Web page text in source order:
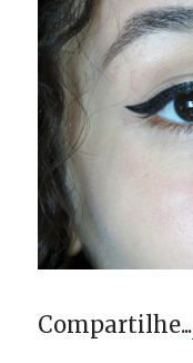
Compartilhe...